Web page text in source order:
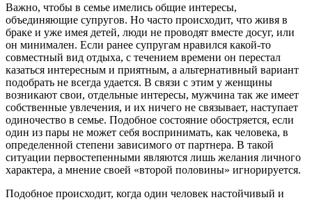
Важно, чтобы в семье имелись общие интересы,
объединяющие супругов. Но часто происходит, что живя в
браке и уже имея детей, люди не проводят вместе досуг, или
он минимален. Если ранее супругам нравился какой-то
совместный вид отдыха, с течением времени он перестал
казаться интересным и приятным, а альтернативный вариант
подобрать не всегда удается. В связи с этим у женщины
возникают свои, отдельные интересы, мужчина так же имеет
собственные увлечения, и их ничего не связывает, наступает
одиночество в семье. Подобное состояние обостряется, если
один из пары не может себя воспринимать, как человека, в
определенной степени зависимого от партнера. В такой
ситуации первостепенными являются лишь желания личного
характера, а мнение своей «второй половины» игнорируется.
Подобное происходит, когда один человек настойчивый и